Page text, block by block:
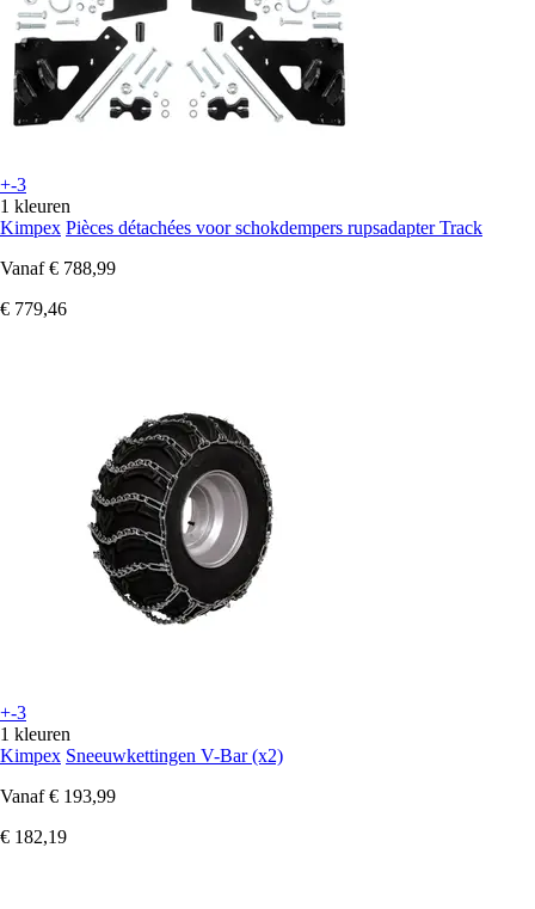
+-3
1 kleuren
Kimpex Pièces détachées voor schokdempers rupsadapter Track
Vanaf € 788,99
€ 779,46
+-3
1 kleuren
Kimpex Sneeuwkettingen V-Bar (x2)
Vanaf € 193,99
€ 182,19